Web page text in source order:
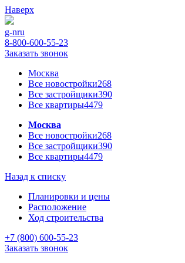
Наверх
g-nru
8-800-600-55-23
Заказать звонок
Москва
Все новостройки268
Все застройщики390
Все квартиры4479
Москва
Все новостройки268
Все застройщики390
Все квартиры4479
Назад к списку
Планировки и цены
Расположение
Ход строительства
+7 (800) 600-55-23
Заказать звонок